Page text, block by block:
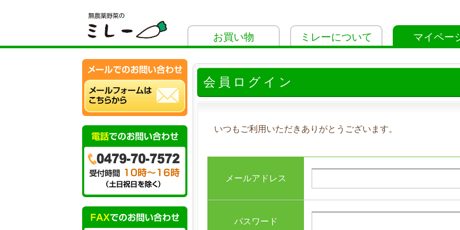
お買い物 ミレーについて マイペー
会員ログイン
いつもご利用いただきありがとうございます。
メールアドレス
パスワード